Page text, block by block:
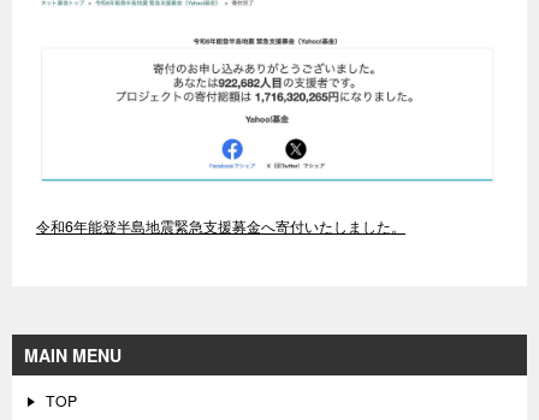
令和6年能登半島地震緊急支援募金へ寄付いたしました。
MAIN MENU
TOP